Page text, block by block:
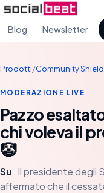
Blog Newsletter
Prodotti/Community Shield
MODERAZIONE LIVE
Pazzo
chi voleva il
🤡
Su Il presidente degli
affermato che il